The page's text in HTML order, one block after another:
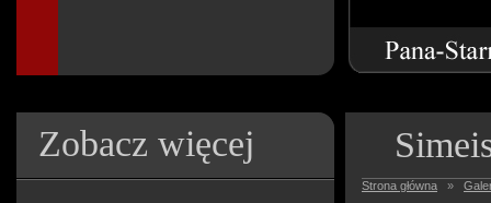
Zobacz więcej
Strona główna »